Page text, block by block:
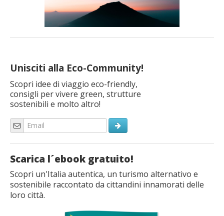
Unisciti alla Eco-Community!
Scopri idee di viaggio eco-friendly,
consigli per vivere green, strutture
sostenibili e molto altro!
Scarica l´ebook gratuito!
Scopri un'Italia autentica, un turismo alternativo e
sostenibile raccontato da cittandini innamorati delle
loro città.